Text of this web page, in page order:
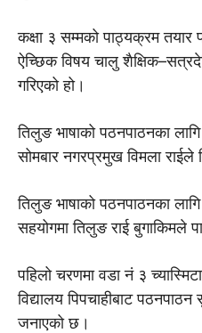
कक्षा ३ सम्मको पाठ्यक्रम तयार
ऐच्छिक विषय चालु
गरिएको हो।
तिलुङ भाषाको पठनपाठनका
सोमबार नगरप्रमुख विमला राईले
तिलुङ भाषाको पठनपाठनका
सहयोगमा तिलुङ राई बुगाकिमले
पहिलो चरणमा वडा नं ३
विद्यालय पिपचाहीबाट
जनाएको छ।